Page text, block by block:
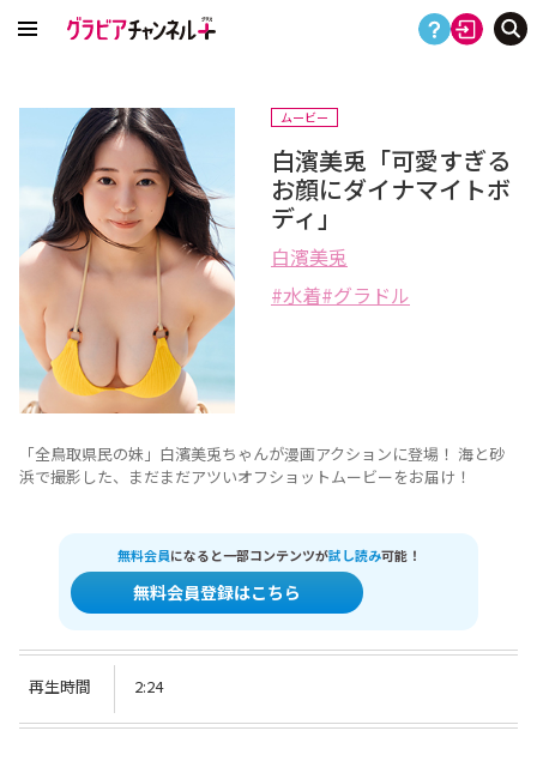
ムービー
白濱美兎「可愛すぎる
お顔にダイナマイトボ
ディ」
白濱美兎
水着 グラドル
「全鳥取県民の妹」白濱美兎ちゃんが漫画アクションに登場！ 海と砂
浜で撮影した、まだまだアツいオフショットムービーをお届け！
無料会員になると一部コンテンツが試し読み可能！
無料会員登録はこちら
再生時間 2:24